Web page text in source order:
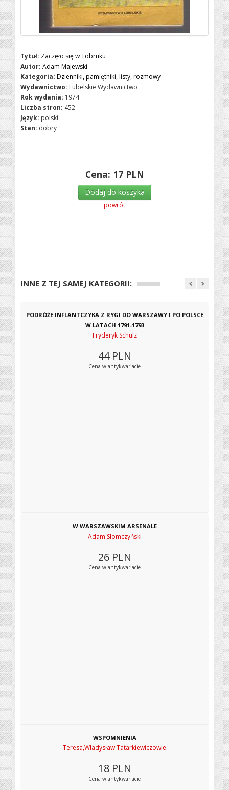
Tytuł: Zaczęło się w Tobruku
Autor: Adam Majewski
Kategoria: Dzienniki, pamiętniki, listy, rozmowy
Wydawnictwo: Lubelskie Wydawnictwo
Rok wydania: 1974
Liczba stron: 452
Język: polski
Stan: dobry
Cena: 17 PLN
Dodaj do koszyka
powrót
INNE Z TEJ SAMEJ KATEGORII:
PODRÓŻE INFLANTCZYKA Z RYGI DO WARSZAWY I PO POLSCE
W LATACH 1791-1793
Fryderyk Schulz
44 PLN
Cena w antykwariacie
W WARSZAWSKIM ARSENALE
Adam Słomczyński
26 PLN
Cena w antykwariacie
WSPOMNIENIA
Teresa,Władysław Tatarkiewiczowie
18 PLN
Cena w antykwariacie